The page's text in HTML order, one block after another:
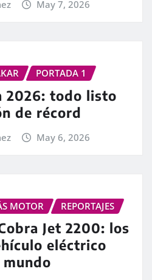
May 7, 2026
PORTADA 1
2026: todo listo
de récord
May 6, 2026
MOTOR REPORTAJES
Jet 2200: los
eléctrico